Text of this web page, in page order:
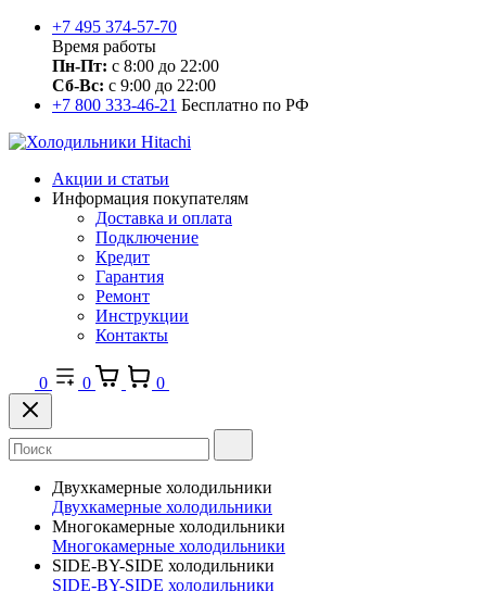
+7 495 374-57-70
Время работы
Пн-Пт: с 8:00 до 22:00
Сб-Вс: с 9:00 до 22:00
+7 800 333-46-21 Бесплатно по РФ
Акции и статьи
Информация покупателям
Доставка и оплата
Подключение
Кредит
Гарантия
Ремонт
Инструкции
Контакты
0 0 0
Двухкамерные холодильники
Двухкамерные холодильники
Многокамерные холодильники
Многокамерные холодильники
SIDE-BY-SIDE холодильники
SIDE-BY-SIDE холодильники